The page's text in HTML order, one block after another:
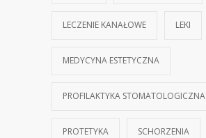
LECZENIE KANAŁOWE LEKI
MEDYCYNA ESTETYCZNA
PROFILAKTYKA STOMATOLOGICZNA
PROTETYKA SCHORZENIA